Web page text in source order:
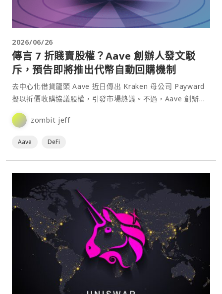
2026/06/26
傳言 7 折賤賣股權？Aave 創辦人發文駁
斥，預告即將推出代幣自動回購機制
去中心化借貸龍頭 Aave 近日傳出 Kraken 母公司 Payward
擬以折價收購協議股權，引發市場熱議。不過，Aave 創辦人
Stani Kulechov⋯
zombit jeff
Aave DeFi